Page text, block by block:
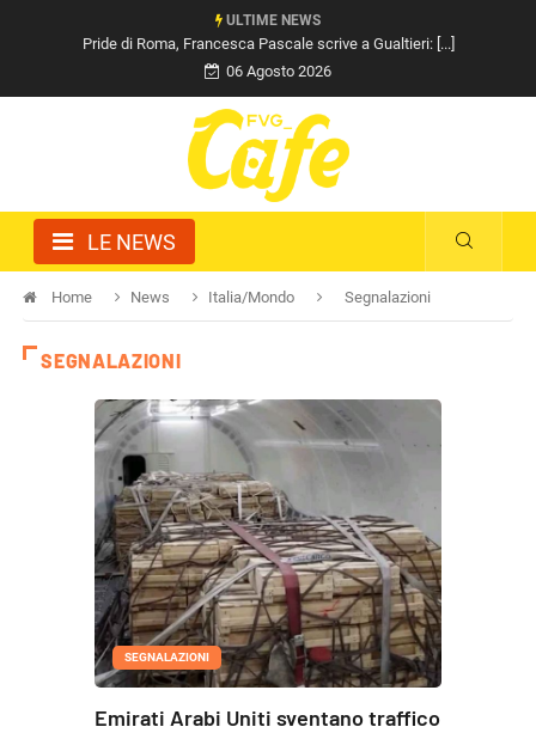
ULTIME NEWS
Razza (Lega): “Piazza Libertà va chiusa”, Vaccarezza [...]
06 Agosto 2026
LE NEWS
Home News Italia/Mondo Segnalazioni
SEGNALAZIONI
SEGNALAZIONI
Emirati Arabi Uniti sventano traffico